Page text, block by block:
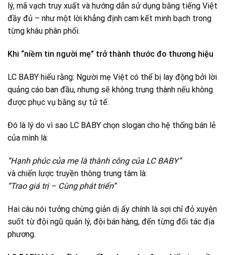
lý, mã vạch truy xuất và hướng dẫn sử dụng bằng tiếng Việt
đầy đủ – như một lời khẳng định cam kết minh bạch trong
từng khâu phân phối.
Khi “niềm tin người mẹ” trở thành thước đo thương hiệu
LC BABY hiểu rằng: Người mẹ Việt có thể bị lay động bởi lời
quảng cáo ban đầu, nhưng sẽ không trung thành nếu không
được phục vụ bằng sự tử tế.
Đó là lý do vì sao LC BABY chọn slogan cho hệ thống bán lẻ
của mình là:
“Hạnh phúc của mẹ là thành công của LC BABY”
và chiến lược truyền thông trung tâm là:
“Trao giá trị – Cùng phát triển”
Hai câu nói tưởng chừng giản dị ấy chính là sợi chỉ đỏ xuyên
suốt từ đội ngũ quản lý, đội bán hàng, đến từng đối tác địa
phương.